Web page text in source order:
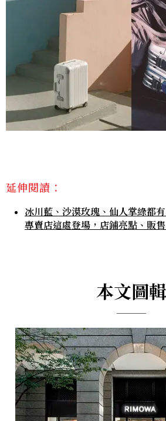
延伸閱讀：
冰川藍、沙漠玫瑰、仙人掌綠
專賣店這處登場，店鋪亮點、販
本文圖輯